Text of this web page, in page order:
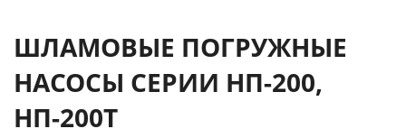
ШЛАМОВЫЕ ПОГРУЖНЫЕ
НАСОСЫ СЕРИИ НП-200,
НП-200Т